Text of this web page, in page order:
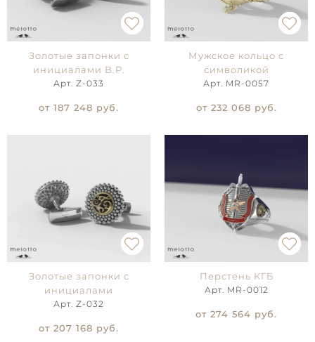
Золотые запонки с
инициалами В.Р.
Арт. Z-033
от 187 248 руб.
Мужское кольцо с
символикой
Арт. MR-0057
от 232 068 руб.
Золотые запонки с
инициалами
Арт. Z-032
от 207 168 руб.
Перстень КГБ
Арт. MR-0012
от 274 564 руб.